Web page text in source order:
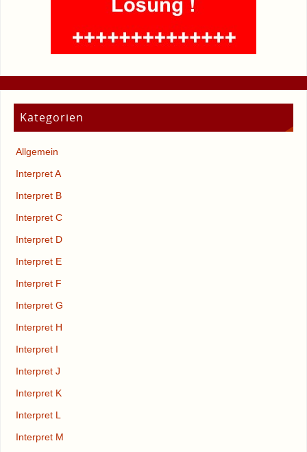
Kategorien
Allgemein
Interpret A
Interpret B
Interpret C
Interpret D
Interpret E
Interpret F
Interpret G
Interpret H
Interpret I
Interpret J
Interpret K
Interpret L
Interpret M